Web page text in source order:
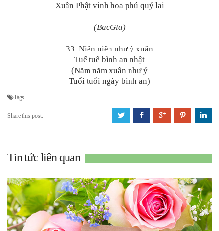
Xuân Phật vinh hoa phú quý lai
(BacGia)
33. Niên niên như ý xuân
Tuế tuế bình an nhật
(Năm năm xuân như ý
Tuổi tuổi ngày bình an)
Tags
Share this post: a b c d j
Tin tức liên quan